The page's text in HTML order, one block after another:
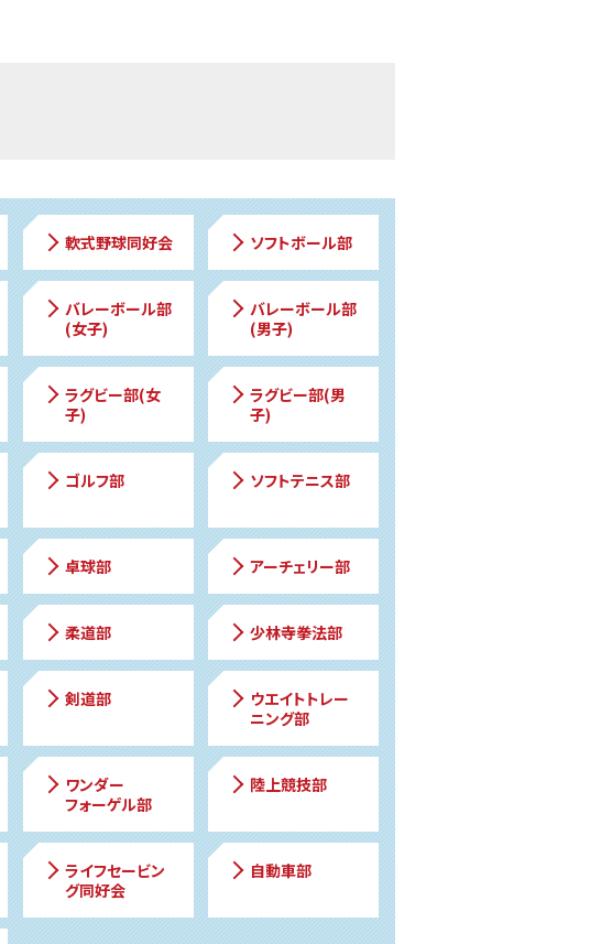
軟式野球同好会 ソフトボール部
バレーボール部
(女子)
バレーボール部
(男子)
ラグビー部(女
子)
ラグビー部(男
子)
ゴルフ部 ソフトテニス部
卓球部 アーチェリー部
柔道部 少林寺拳法部
剣道部
ウエイトトレー
ニング部
ワンダー
フォーゲル部
陸上競技部
ライフセービン
グ同好会
自動車部